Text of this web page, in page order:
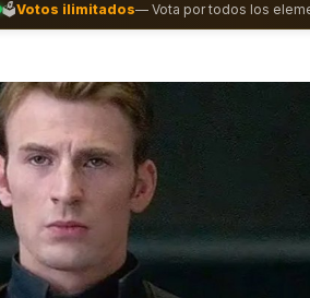
🗳️Votos ilimitados— Vota por todos los